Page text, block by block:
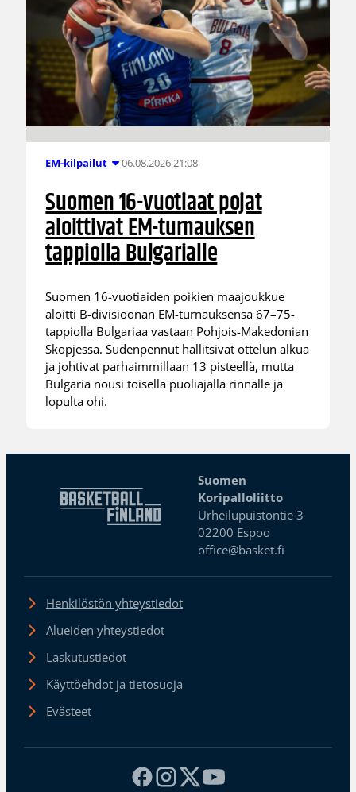
EM-kilpailut 06.08.2026 21:08
Suomen 16-vuotiaat pojat
aloittivat EM-turnauksen
tappiolla Bulgarialle
Suomen 16-vuotiaiden poikien maajoukkue
aloitti B-divisioonan EM-turnauksensa 67–75-
tappiolla Bulgariaa vastaan Pohjois-Makedonian
Skopjessa. Sudenpennut hallitsivat ottelun alkua
ja johtivat parhaimmillaan 13 pisteellä, mutta
Bulgaria nousi toisella puoliajalla rinnalle ja
lopulta ohi.
Suomen
Koripalloliitto
Urheilupuistontie 3
02200 Espoo
office@basket.fi
Henkilöstön yhteystiedot
Alueiden yhteystiedot
Laskutustiedot
Käyttöehdot ja tietosuoja
Evästeet